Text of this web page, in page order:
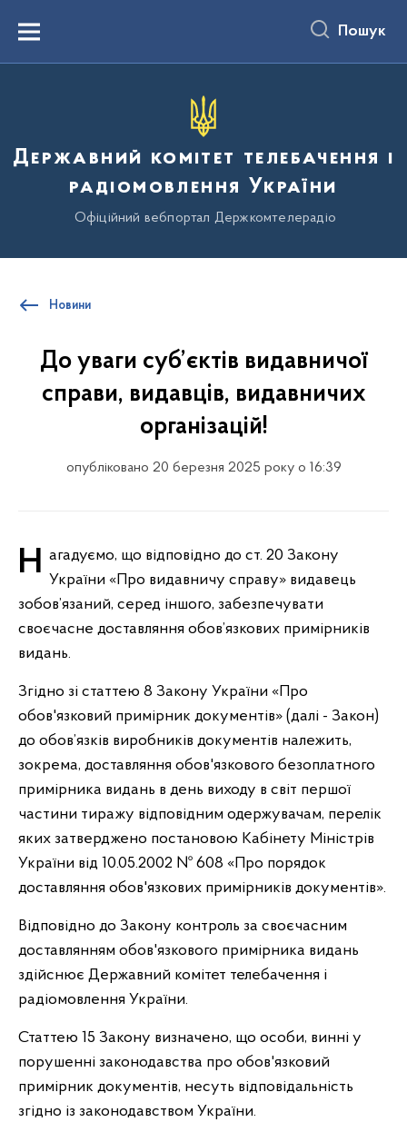
вмістуMenu Пошук
Державний комітет телебачення і
радіомовлення України
Офіційний вебпортал Держкомтелерадіо
Новини
До уваги суб’єктів видавничої
справи, видавців, видавничих
організацій!
опубліковано 20 березня 2025 року о 16:39
Нагадуємо, що відповідно до ст. 20 Закону України «Про видавничу справу» видавець
зобов’язаний, серед іншого, забезпечувати
своєчасне доставляння обов’язкових примірників
видань.
Згідно зі статтею 8 Закону України «Про
обов'язковий примірник документів» (далі - Закон)
до обов’язків виробників документів належить,
зокрема, доставляння обов'язкового безоплатного
примірника видань в день виходу в світ першої
частини тиражу відповідним одержувачам, перелік
яких затверджено постановою Кабінету Міністрів
України від 10.05.2002 № 608 «Про порядок
доставляння обов'язкових примірників документів».
Відповідно до Закону контроль за своєчасним
доставлянням обов'язкового примірника видань
здійснює Державний комітет телебачення і
радіомовлення України.
Статтею 15 Закону визначено, що особи, винні у
порушенні законодавства про обов'язковий
примірник документів, несуть відповідальність
згідно із законодавством України.